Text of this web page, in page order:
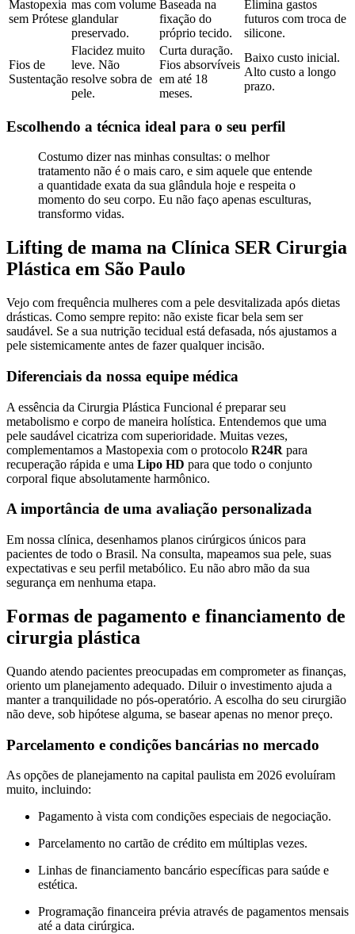
Mastopexia
sem Prótese
mas com volume
glandular
preservado.
Baseada na
fixação do
próprio tecido.
Elimina gastos
futuros com troca de
silicone.
Fios de
Sustentação
Flacidez muito
leve. Não
resolve sobra de
pele.
Curta duração.
Fios absorvíveis
em até 18
meses.
Baixo custo inicial.
Alto custo a longo
prazo.
Escolhendo a técnica ideal para o seu perfil
Costumo dizer nas minhas consultas: o melhor
tratamento não é o mais caro, e sim aquele que entende
a quantidade exata da sua glândula hoje e respeita o
momento do seu corpo. Eu não faço apenas esculturas,
transformo vidas.
Lifting de mama na Clínica SER Cirurgia
Plástica em São Paulo
Vejo com frequência mulheres com a pele desvitalizada após dietas
drásticas. Como sempre repito: não existe ficar bela sem ser
saudável. Se a sua nutrição tecidual está defasada, nós ajustamos a
pele sistemicamente antes de fazer qualquer incisão.
Diferenciais da nossa equipe médica
A essência da Cirurgia Plástica Funcional é preparar seu
metabolismo e corpo de maneira holística. Entendemos que uma
pele saudável cicatriza com superioridade. Muitas vezes,
complementamos a Mastopexia com o protocolo R24R para
recuperação rápida e uma Lipo HD para que todo o conjunto
corporal fique absolutamente harmônico.
A importância de uma avaliação personalizada
Em nossa clínica, desenhamos planos cirúrgicos únicos para
pacientes de todo o Brasil. Na consulta, mapeamos sua pele, suas
expectativas e seu perfil metabólico. Eu não abro mão da sua
segurança em nenhuma etapa.
Formas de pagamento e financiamento de
cirurgia plástica
Quando atendo pacientes preocupadas em comprometer as finanças,
oriento um planejamento adequado. Diluir o investimento ajuda a
manter a tranquilidade no pós-operatório. A escolha do seu cirurgião
não deve, sob hipótese alguma, se basear apenas no menor preço.
Parcelamento e condições bancárias no mercado
As opções de planejamento na capital paulista em 2026 evoluíram
muito, incluindo:
Pagamento à vista com condições especiais de negociação.
Parcelamento no cartão de crédito em múltiplas vezes.
Linhas de financiamento bancário específicas para saúde e
estética.
Programação financeira prévia através de pagamentos mensais
até a data cirúrgica.